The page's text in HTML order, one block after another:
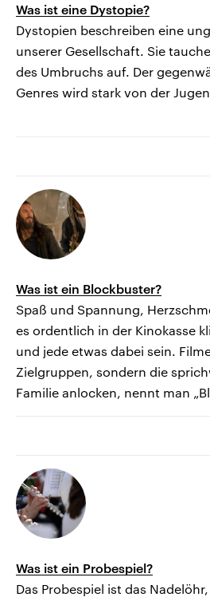
Was ist eine Dystopie?
Dystopien beschreiben eine
unserer Gesellschaft. Sie
des Umbruchs auf. Der
Genres wird stark von der
Was ist ein Blockbuster?
Spaß und Spannung,
es ordentlich in der Kinokasse
und jede etwas dabei sein.
Zielgruppen, sondern die
Familie anlocken, nennt man
Was ist ein Probespiel?
Das Probespiel ist das